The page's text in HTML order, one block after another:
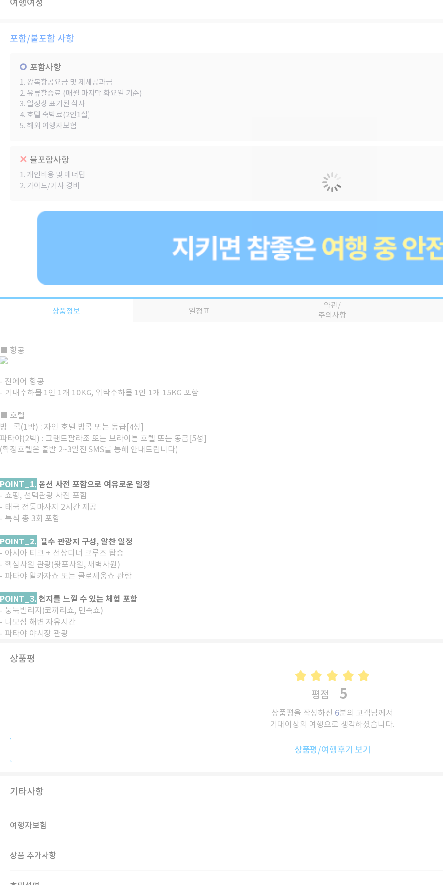
여행여정
포함/불포함 사항
포함사항
1. 왕복항공요금 및 제세공과금
2. 유류할증료 (매월 마지막 화요일 기준)
3. 일정상 표기된 식사
4. 호텔 숙박료(2인1실)
5. 해외 여행자보험
불포함사항
1. 개인비용 및 매너팁
2. 가이드/기사 경비
상품정보 일정표
약관/
주의사항
■ 항공
- 진에어 항공
- 기내수하물 1인 1개 10KG, 위탁수하물 1인 1개 15KG 포함
■ 호텔
방 콕(1박) : 자인 호텔 방콕 또는 동급[4성]
파타야(2박) : 그랜드팔라조 또는 브라이튼 호텔 또는 동급[5성]
(확정호텔은 출발 2~3일전 SMS를 통해 안내드립니다)
POINT_1. 옵션 사전 포함으로 여유로운 일정
- 쇼핑, 선택관광 사전 포함
- 태국 전통마사지 2시간 제공
- 특식 총 3회 포함
POINT_2. 필수 관광지 구성, 알찬 일정
- 아시아 티크 + 선상디너 크루즈 탑승
- 핵심사원 관광(왓포사원, 새벽사원)
- 파타야 알카자쇼 또는 콜로세움쇼 관람
POINT_3. 현지를 느낄 수 있는 체험 포함
- 눙눅빌리지(코끼리쇼, 민속쇼)
- 니모섬 해변 자유시간
- 파타야 야시장 관광
상품평
평점 5
상품평을 작성하신 6분의 고객님께서
기대이상의 여행으로 생각하셨습니다.
상품평/여행후기 보기
기타사항
여행자보험
상품 추가사항